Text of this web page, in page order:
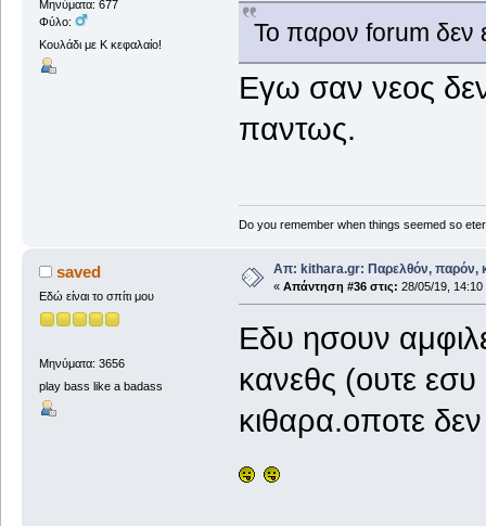
Μηνύματα: 677
Φύλο:
Κουλάδι με Κ κεφαλαίο!
Το παρον forum δεν
Εγω σαν νεος δεν
παντως.
Do you remember when things seemed so
saved
Εδώ είναι το σπίτι μου
Μηνύματα: 3656
play bass like a badass
Απ: kithara.gr: Παρελθόν, παρόν,
« Απάντηση #36 στις: 28/05/19, 14:10
Εδυ ησουν
κανεθς (ουτε
κιθαρα.οποτε